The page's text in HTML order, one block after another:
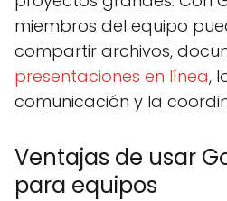
miembros del equipo
compartir archivos,
presentaciones en línea,
comunicación y la
Ventajas de usar
para equipos